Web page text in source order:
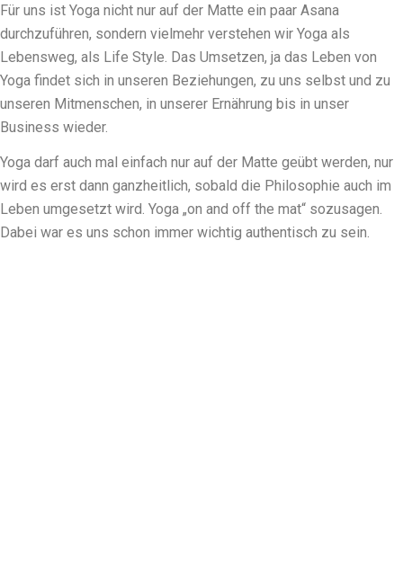
Für uns ist Yoga nicht nur auf der Matte ein paar Asana
durchzuführen, sondern vielmehr verstehen wir Yoga als
Lebensweg, als Life Style. Das Umsetzen, ja das Leben von
Yoga findet sich in unseren Beziehungen, zu uns selbst und zu
unseren Mitmenschen, in unserer Ernährung bis in unser
Business wieder.
Yoga darf auch mal einfach nur auf der Matte geübt werden, nur
wird es erst dann ganzheitlich, sobald die Philosophie auch im
Leben umgesetzt wird. Yoga „on and off the mat“ sozusagen.
Dabei war es uns schon immer wichtig authentisch zu sein.